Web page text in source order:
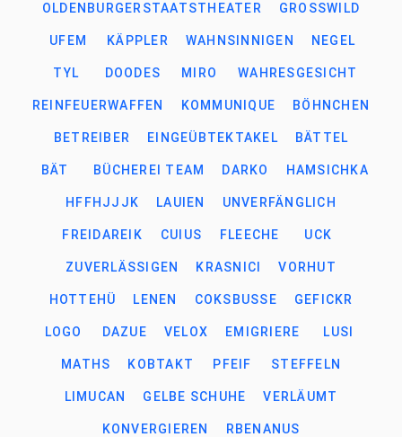
OLDENBURGERSTAATSTHEATER GROSSWILD
UFEM KÄPPLER WAHNSINNIGEN NEGEL
TYL DOODES MIRO WAHRESGESICHT
REINFEUERWAFFEN KOMMUNIQUE BÖHNCHEN
BETREIBER EINGEÜBTEKTAKEL BÄTTEL
BÄT BÜCHEREI TEAM DARKO HAMSICHKA
HFFHJJJK LAUIEN UNVERFÄNGLICH
FREIDAREIK CUIUS FLEECHE UCK
ZUVERLÄSSIGEN KRASNICI VORHUT
HOTTEHÜ LENEN COKSBUSSE GEFICKR
LOGO DAZUE VELOX EMIGRIERE LUSI
MATHS KOBTAKT PFEIF STEFFELN
LIMUCAN GELBE SCHUHE VERLÄUMT
KONVERGIEREN RBENANUS